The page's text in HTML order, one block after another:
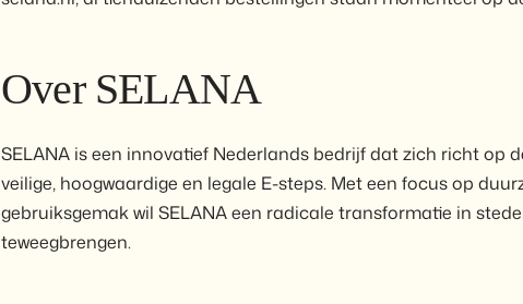
Over SELANA
SELANA is een innovatief Nederlands bedrijf dat zich richt op
veilige, hoogwaardige en legale E-steps. Met een focus op
gebruiksgemak wil SELANA een radicale transformatie in
teweegbrengen.